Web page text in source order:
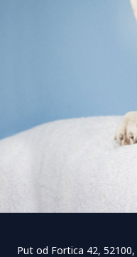
Put od Fortica 42,